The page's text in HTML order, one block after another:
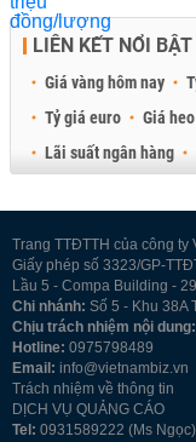
LIÊN KẾT NỔI BẬT
Giá vàng hôm nay
Tỷ giá euro
Giá
Lãi suất ngân hàng
Trang TTĐTTH của công ty
Giấy phép số 3323/GP-
Lầu 5 - Compa Building -
Chi nhánh: Số 5 - Khu 38A
Chịu trách nhiệm nội dung:
Hotline: 0975798489
Email: info@vietnambiz.vn
Trách nhiệm về thông tin
DỊCH VỤ QUẢNG CÁO
Tel: 0931589222 (Ms Ngọc)